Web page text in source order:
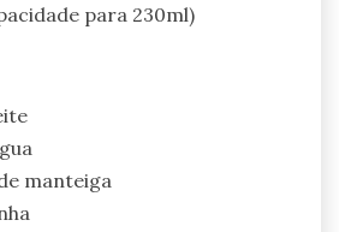
para 230ml)
manteiga